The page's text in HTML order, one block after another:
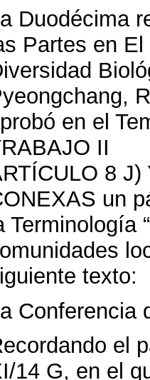
Duodécima
Partes en
en el
II
8
un
Terminología
texto:
Conferencia
el
14 G, en el